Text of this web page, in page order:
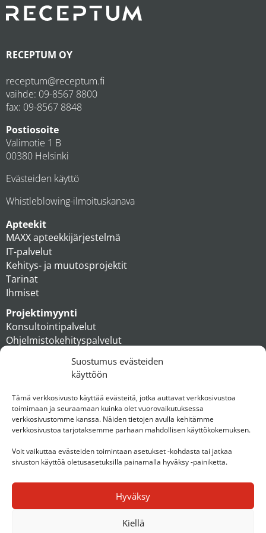
Suostumus evästeiden
käyttöön
Tämä verkkosivusto käyttää evästeitä, jotka auttavat verkkosivustoa
toimimaan ja seuraamaan kuinka olet vuorovaikutuksessa
verkkosivustomme kanssa. Näiden tietojen avulla kehitämme
verkkosivustoa tarjotaksemme parhaan mahdollisen käyttökokemuksen.
Voit vaikuttaa evästeiden toimintaan asetukset -kohdasta tai jatkaa
sivuston käyttöä oletusasetuksilla painamalla hyväksy -painiketta.
Hyväksy
Kiellä
RECEPTUM OY
receptum@receptum.fi
vaihde: 09-8567 8800
fax: 09-8567 8848
Postiosoite
Valimotie 1 B
00380 Helsinki
Evästeiden käyttö
Whistleblowing-ilmoituskanava
Apteekit
MAXX apteekkijärjestelmä
IT-palvelut
Kehitys- ja muutosprojektit
Tarinat
Ihmiset
Projektimyynti
Konsultointipalvelut
Ohjelmistokehityspalvelut
Ihmiset
Konserni
Ota yhteyttä